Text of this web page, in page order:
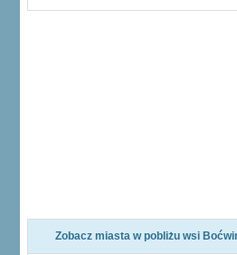
Zobacz miasta w pobliżu wsi